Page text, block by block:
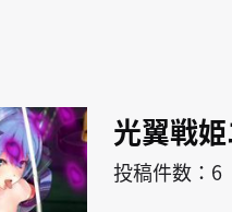
光翼戦
投稿件数：6